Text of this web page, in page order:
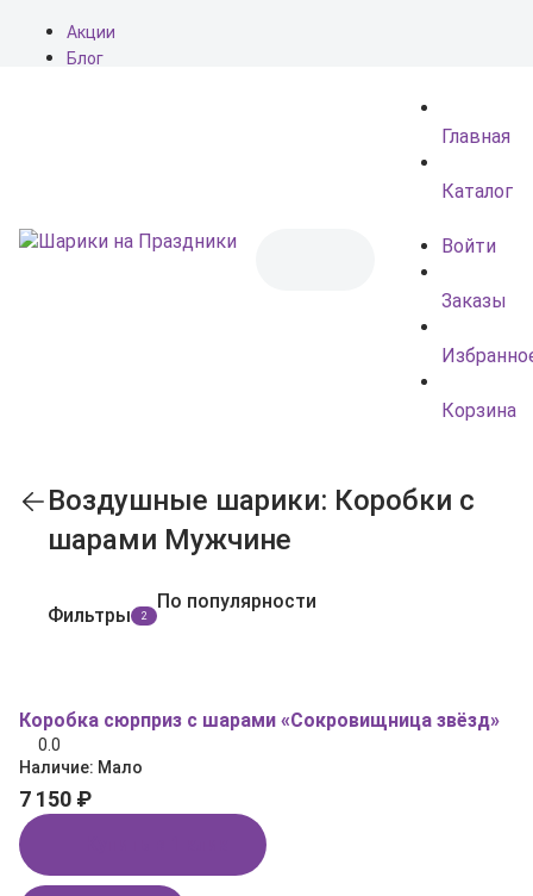
Акции
Блог
Главная
Каталог
Войти
Заказы
Корзина
Воздушные шарики: Коробки с
шарами Мужчине
Фильтры 2
По популярности
Коробка сюрприз с шарами «Сокровищница звёзд»
0.0
Наличие: Мало
7 150 ₽